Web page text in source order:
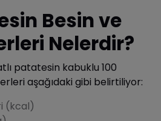
Besin ve
Nelerdir?
patatesin kabuklu 100
aşağıdaki gibi belirtiliyor:
(kcal)